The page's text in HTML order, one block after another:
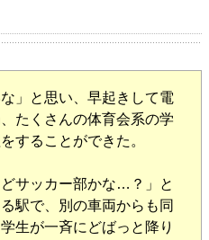
」と思い、早起きして電
たくさんの体育会系の学
することができた。
どサッカー部かな…？」と
駅で、別の車両からも同
生が一斉にどばっと降り